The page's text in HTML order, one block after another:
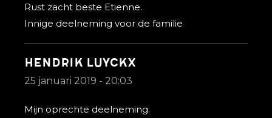
Rust zacht beste Etienne.
Innige deelneming voor de familie
Hendrik Luyckx
25 januari 2019 - 20:03
Mijn oprechte deelneming.